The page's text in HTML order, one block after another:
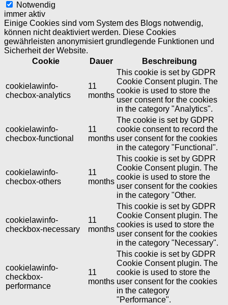
Notwendig
immer aktiv
Einige Cookies sind vom System des Blogs notwendig,
können nicht deaktiviert werden. Diese Cookies
gewährleisten anonymisiert grundlegende Funktionen und
Sicherheit der Website.
Cookie
Dauer Beschreibung
cookielawinfo-
checbox-analytics
11
months
This cookie is set by GDPR
Cookie Consent plugin. The
cookie is used to store the
user consent for the cookies
in the category "Analytics".
cookielawinfo-
checbox-functional
11
months
The cookie is set by GDPR
cookie consent to record the
user consent for the cookies
in the category "Functional".
cookielawinfo-
checbox-others
11
months
This cookie is set by GDPR
Cookie Consent plugin. The
cookie is used to store the
user consent for the cookies
in the category "Other.
cookielawinfo-
checkbox-necessary
11
months
This cookie is set by GDPR
Cookie Consent plugin. The
cookies is used to store the
user consent for the cookies
in the category "Necessary".
cookielawinfo-
checkbox-
performance
11
months
This cookie is set by GDPR
Cookie Consent plugin. The
cookie is used to store the
user consent for the cookies
in the category
"Performance".